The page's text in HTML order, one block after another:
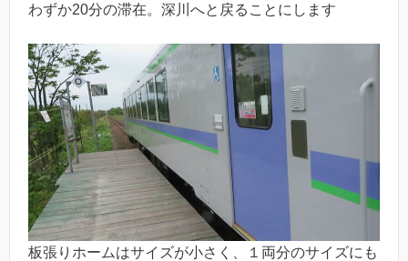
わずか20分の滞在。深川へと戻ることにします
板張りホームはサイズが小さく、１両分のサイズにも